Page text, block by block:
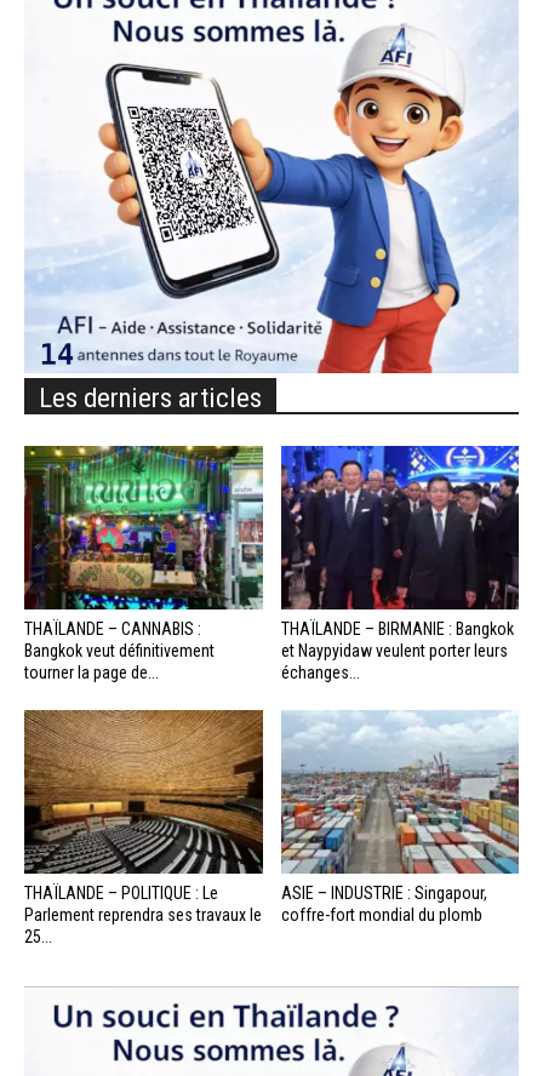
Les derniers articles
THAÏLANDE – CANNABIS :
Bangkok veut définitivement
tourner la page de...
THAÏLANDE – BIRMANIE : Bangkok
et Naypyidaw veulent porter leurs
échanges...
THAÏLANDE – POLITIQUE : Le
Parlement reprendra ses travaux le
25...
ASIE – INDUSTRIE : Singapour,
coffre-fort mondial du plomb